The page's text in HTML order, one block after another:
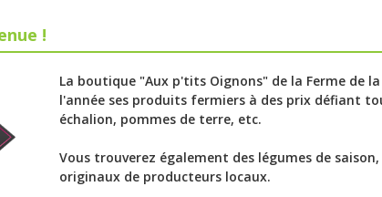
!
La boutique "Aux p'tits Oignons" de la Ferme de
l'année ses produits fermiers à des prix défiant
échalion, pommes de terre, etc.
Vous trouverez également des légumes de
originaux de producteurs locaux.